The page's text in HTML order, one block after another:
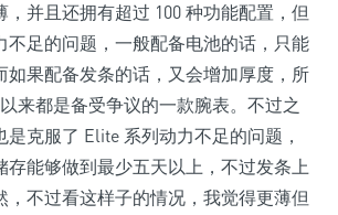
，并且还拥有超过 100 种功能配置，但
不足的问题，一般配备电池的话，只能
如果配备发条的话，又会增加厚度，所
来都是备受争议的一款腕表。不过之
是克服了 Elite 系列动力不足的问题，
存能够做到最少五天以上，不过发条上
，不过看这样子的情况，我觉得更薄但